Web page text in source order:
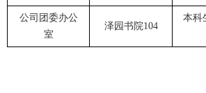
公司团委办公
室
泽园书院104
本科